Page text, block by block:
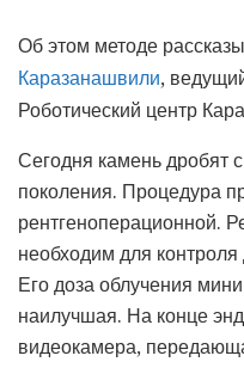
Об этом методе
Каразанашвили,
Роботический центр
Сегодня камень дробят
поколения. Процедура
рентгеноперационной.
необходим для
Его доза облучения
наилучшая. На конце
видеокамера,